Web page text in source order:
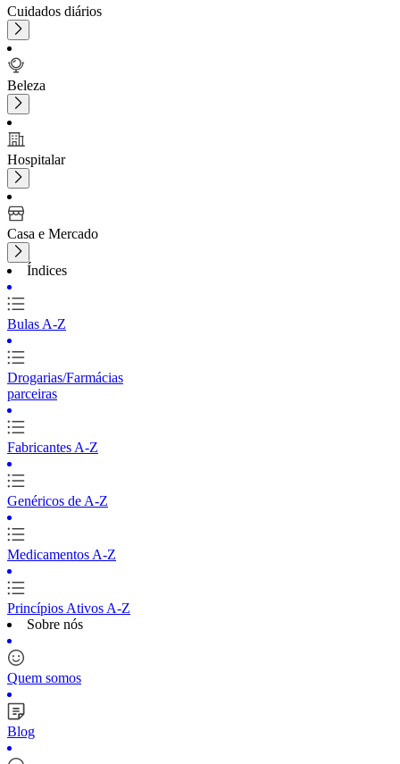
Cuidados diários
Beleza
Hospitalar
Casa e Mercado
Índices
Bulas A-Z
Drogarias/Farmácias
parceiras
Fabricantes A-Z
Genéricos de A-Z
Medicamentos A-Z
Princípios Ativos A-Z
Sobre nós
Quem somos
Blog